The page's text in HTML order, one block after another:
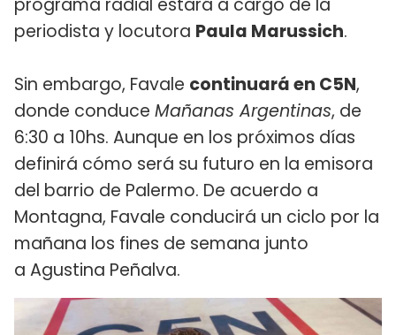
periodista y locutora Paula Marussich.
Sin embargo, Favale continuará en C5N,
donde conduce Mañanas Argentinas, de
6:30 a 10hs. Aunque en los próximos días
definirá cómo será su futuro en la emisora
del barrio de Palermo. De acuerdo a
Montagna, Favale conducirá un ciclo por la
mañana los fines de semana junto
a Agustina Peñalva.